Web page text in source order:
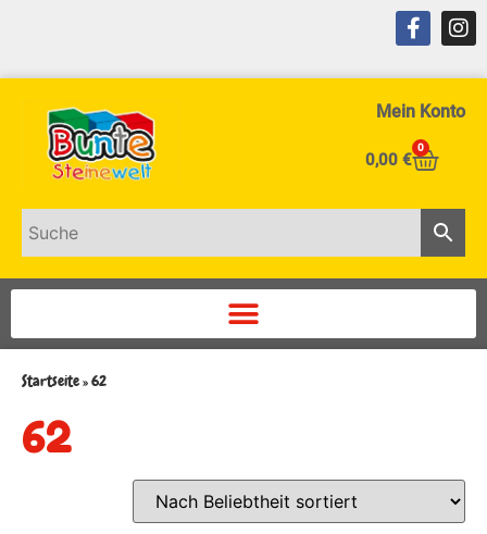
Mein Konto
0,00 €
0
Startseite»62
62